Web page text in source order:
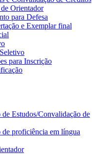
Orientador
para Defesa
e Exemplar final
para Inscrição
Estudos/Convalidação de
proficiência em língua